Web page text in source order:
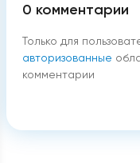
0 комментарии
Только для
авторизованные
комментарии